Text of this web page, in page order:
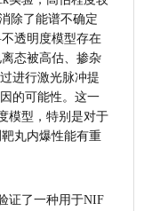
除了能谱不确定
透明度模型存在
态被高估、掺杂
进行激光脉冲提
的可能性。这一
模型，特别是对于
丸内爆性能有重
证了一种用于NIF